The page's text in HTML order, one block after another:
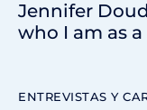
Jennifer
who I am as a
ENTREVISTAS Y